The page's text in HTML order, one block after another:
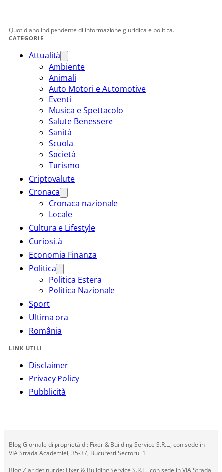
Quotidiano indipendente di informazione giuridica e politica.
CATEGORIE
Attualità
Ambiente
Animali
Auto Motori e Automotive
Eventi
Musica e Spettacolo
Salute Benessere
Sanità
Scuola
Società
Turismo
Criptovalute
Cronaca
Cronaca nazionale
Locale
Cultura e Lifestyle
Curiosità
Economia Finanza
Politica
Politica Estera
Politica Nazionale
Sport
Ultima ora
România
LINK UTILI
Disclaimer
Privacy Policy
Pubblicità
Blog Giornale di proprietà di: Fixer & Building Service S.R.L., con sede in
VIA Strada Academiei, 35-37, Bucuresti Sectorul 1
---
Blog Ziar deținut de: Fixer & Building Service S.R.L., con sede in VIA Strada